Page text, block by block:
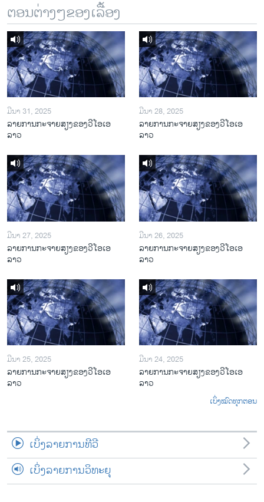
ຕອນຕ່າງໆຂອງເລື້ອງ
ມີນາ 31, 2025
ລາຍການກະຈາຍສຽງຂອງວີໂອເອ
ລາວ
ມີນາ 28, 2025
ລາຍການກະຈາຍສຽງຂອງວີໂອເອ
ລາວ
ມີນາ 27, 2025
ລາຍການກະຈາຍສຽງຂອງວີໂອເອ
ລາວ
ມີນາ 26, 2025
ລາຍການກະຈາຍສຽງຂອງວີໂອເອ
ລາວ
ມີນາ 25, 2025
ລາຍການກະຈາຍສຽງຂອງວີໂອເອ
ລາວ
ມີນາ 24, 2025
ລາຍການກະຈາຍສຽງຂອງວີໂອເອ
ລາວ
ເບິ່ງໝົດທຸກຕອນ
ເບິ່ງລາຍການທີວີ
ເບິ່ງລາຍການວິທະຍຸ